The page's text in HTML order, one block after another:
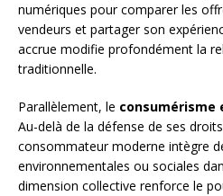
numériques pour comparer les
vendeurs et partager son
accrue modifie profondément la
traditionnelle.
Parallèlement, le consumérisme
Au-delà de la défense de ses
consommateur moderne intègre
environnementales ou sociales
dimension collective renforce le